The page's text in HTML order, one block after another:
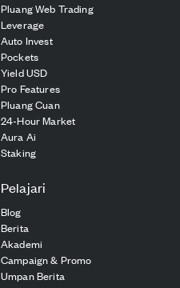
Pluang Web Trading
Leverage
Auto Invest
Pockets
Yield USD
Pro Features
Pluang Cuan
24-Hour Market
Aura Ai
Staking
Pelajari
Blog
Berita
Akademi
Campaign & Promo
Umpan Berita